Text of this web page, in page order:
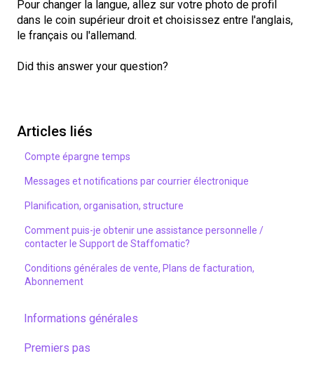
Pour changer la langue, allez sur votre photo de profil
dans le coin supérieur droit et choisissez entre l'anglais,
le français ou l'allemand.
Did this answer your question?
Articles liés
Compte épargne temps
Messages et notifications par courrier électronique
Planification, organisation, structure
Comment puis-je obtenir une assistance personnelle /
contacter le Support de Staffomatic?
Conditions générales de vente, Plans de facturation,
Abonnement
Informations générales
Premiers pas